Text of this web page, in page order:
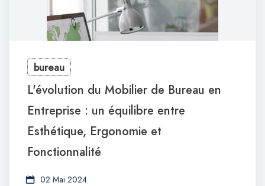
bureau
L'évolution du Mobilier de Bureau en
Entreprise : un équilibre entre
Esthétique, Ergonomie et
Fonctionnalité
02 Mai 2024